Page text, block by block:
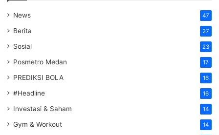
News 47
Berita 27
Sosial 23
Posmetro Medan 17
PREDIKSI BOLA 16
#Headline 16
Investasi & Saham 14
Gym & Workout 14